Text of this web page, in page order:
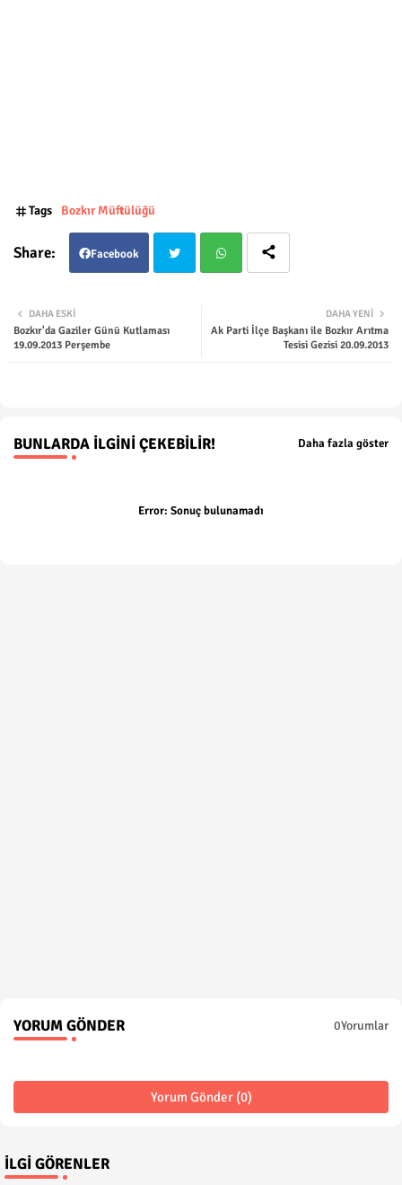
Tags Bozkır Müftülüğü
Facebook
ter tsap
DAHA YENI
Ak Parti İlçe Başkanı ile Bozkır Arıtma
Tesisi Gezisi 20.09.2013
DAHA ESKI
Bozkır'da Gaziler Günü Kutlaması
19.09.2013 Perşembe
BUNLARDA İLGINI ÇEKEBILIR! Daha fazla göster
Error: Sonuç bulunamadı
YORUM GÖNDER 0Yorumlar
Yorum Gönder (0)
İLGI GÖRENLER